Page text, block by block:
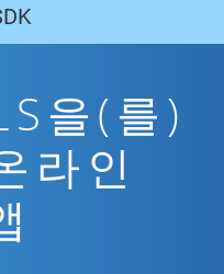
을(를)
라인